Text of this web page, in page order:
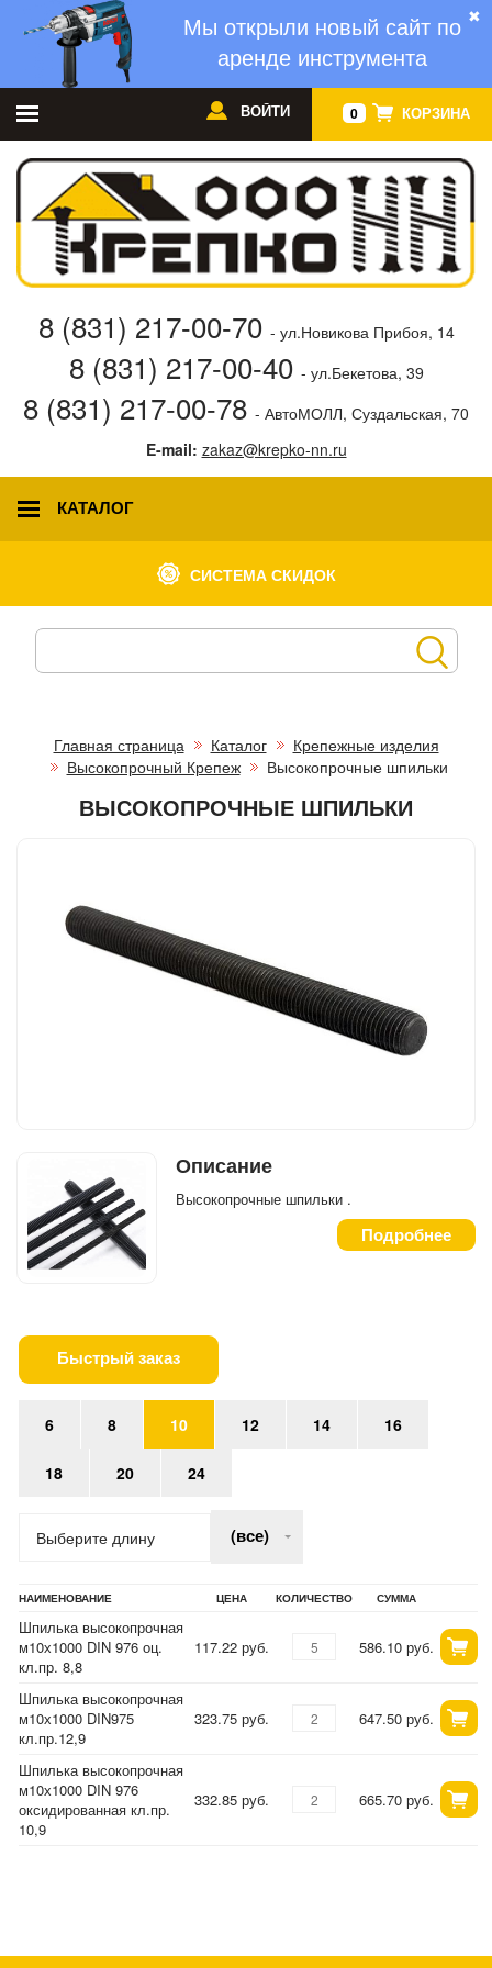
✖
Мы открыли новый сайт по
аренде инструмента
0 КОРЗИНА
ВОЙТИ
8 (831) 217-00-70 - ул.Новикова Прибоя, 14
8 (831) 217-00-40 - ул.Бекетова, 39
8 (831) 217-00-78 - АвтоМОЛЛ, Суздальская, 70
E-mail: zakaz@krepko-nn.ru
КАТАЛОГ
СИСТЕМА СКИДОК
Главная страница Каталог
Крепежные изделия
Высокопрочный Крепеж
Высокопрочные шпильки
ВЫСОКОПРОЧНЫЕ ШПИЛЬКИ
Описание
Высокопрочные шпильки .
Подробнее
Быстрый заказ
6 8 10 12 14 16
18 20 24
Выберите длину (все)
НАИМЕНОВАНИЕ ЦЕНА КОЛИЧЕСТВО СУММА
Шпилька высокопрочная
м10х1000 DIN 976 оц.
кл.пр. 8,8
117.22 руб. 586.10 руб.
Шпилька высокопрочная
м10х1000 DIN975
кл.пр.12,9
323.75 руб. 647.50 руб.
Шпилька высокопрочная
м10х1000 DIN 976
оксидированная кл.пр.
10,9
332.85 руб. 665.70 руб.